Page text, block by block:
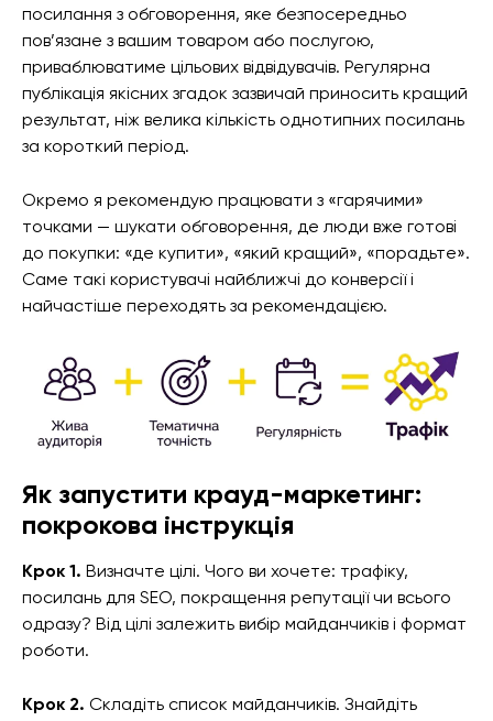
посилання з обговорення, яке безпосередньо
пов’язане з вашим товаром або послугою,
приваблюватиме цільових відвідувачів. Регулярна
публікація якісних згадок зазвичай приносить кращий
результат, ніж велика кількість однотипних посилань
за короткий період.
Окремо я рекомендую працювати з «гарячими»
точками — шукати обговорення, де люди вже готові
до покупки: «де купити», «який кращий», «порадьте».
Саме такі користувачі найближчі до конверсії і
найчастіше переходять за рекомендацією.
Як запустити крауд-маркетинг:
покрокова інструкція
Крок 1. Визначте цілі. Чого ви хочете: трафіку,
посилань для SEO, покращення репутації чи всього
одразу? Від цілі залежить вибір майданчиків і формат
роботи.
Крок 2. Складіть список майданчиків. Знайдіть